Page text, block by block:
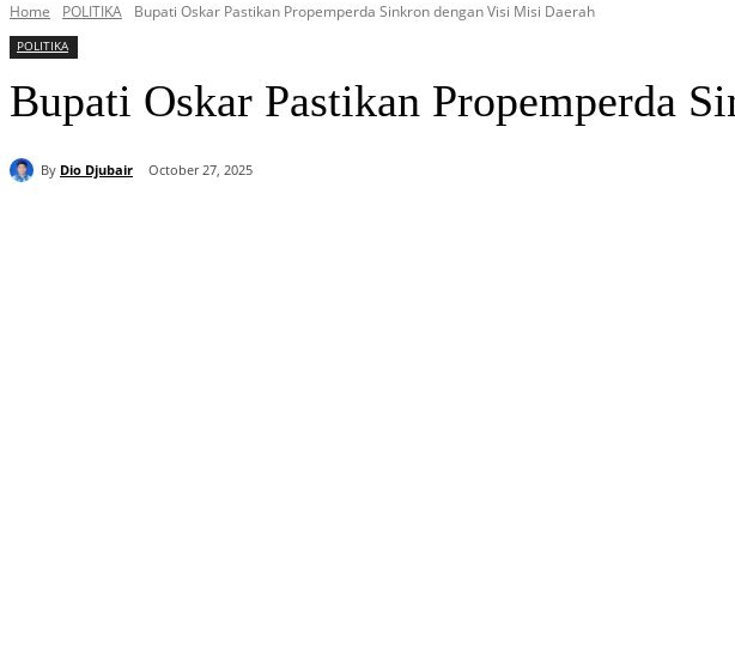
Home POLITIKA Bupati Oskar Pastikan Propemperda Sinkron dengan Visi Misi Daerah
POLITIKA
Bupati Oskar Pastikan Propemperda
By Dio Djubair October 27, 2025